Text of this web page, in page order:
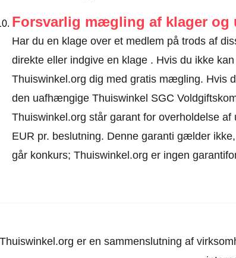
Forsvarlig mægling af klager
Har du en klage over et medlem på trods af
direkte ellerindgive en klage. Hvis du ikke
Thuiswinkel.org dig med gratis mægling. Hvis
den uafhængige Thuiswinkel SGC
Thuiswinkel.org står garant for overholdelse
EUR pr. beslutning. Denne garanti gælder
går konkurs; Thuiswinkel.org er ingen
er en sammenslutning af